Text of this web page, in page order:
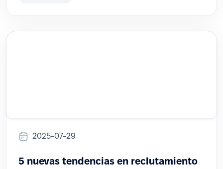
2025-07-29
5 nuevas tendencias en reclutamiento